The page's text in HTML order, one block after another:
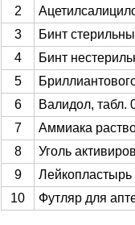
2
3
Бинт
4
Бинт
5
6
Валидол, табл.
7
Аммиака
8
Уголь
9
10
Футляр для